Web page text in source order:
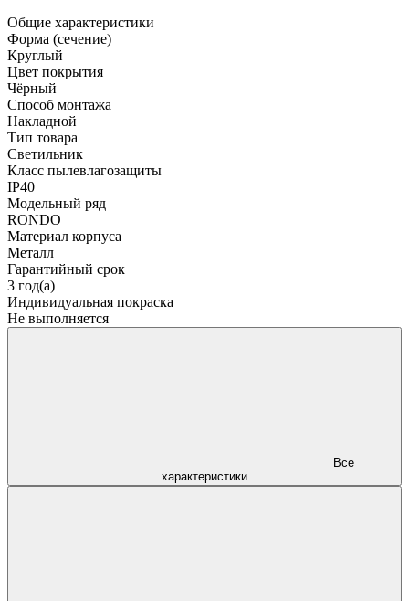
Общие характеристики
Форма (сечение)
Круглый
Цвет покрытия
Чёрный
Способ монтажа
Накладной
Тип товара
Светильник
Класс пылевлагозащиты
IP40
Модельный ряд
RONDO
Материал корпуса
Металл
Гарантийный срок
3 год(а)
Индивидуальная покраска
Не выполняется
характеристики